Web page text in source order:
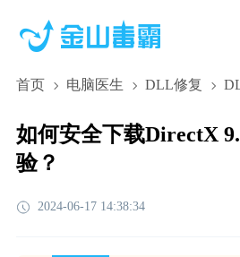
首页 电脑医生 DLL修复
如何安全下载DirectX
验？
2024-06-17 14:38:34